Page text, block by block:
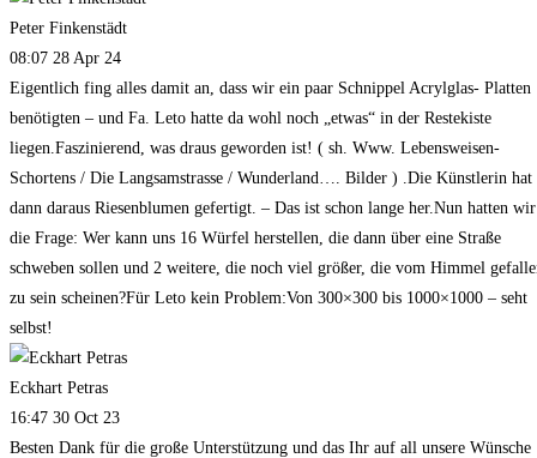
Peter Finkenstädt
08:07 28 Apr 24
Eigentlich fing alles damit an, dass wir ein paar Schnippel Acrylglas- Platten
benötigten – und Fa. Leto hatte da wohl noch „etwas“ in der Restekiste
liegen.Faszinierend, was draus geworden ist! ( sh. Www. Lebensweisen-
Schortens / Die Langsamstrasse / Wunderland…. Bilder ) .Die Künstlerin hat
dann daraus Riesenblumen gefertigt. – Das ist schon lange her.Nun hatten wir
die Frage: Wer kann uns 16 Würfel herstellen, die dann über eine Straße
schweben sollen und 2 weitere, die noch viel größer, die vom Himmel
zu sein scheinen?Für Leto kein Problem:Von 300×300 bis 1000×1000 – seht
selbst!
Eckhart Petras
16:47 30 Oct 23
Besten Dank für die große Unterstützung und das Ihr auf all unsere Wünsche